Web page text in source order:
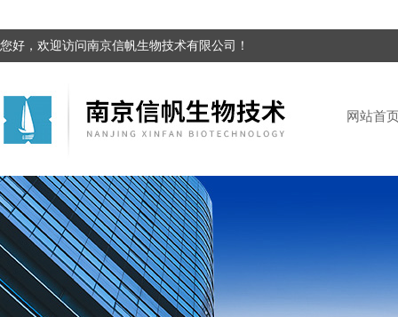
您好，欢迎访问南京信帆生物技术有限公司！
网站首